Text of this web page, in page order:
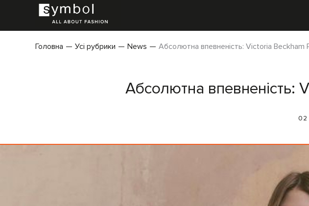
Головна Усі рубрики News Абсолютна впевненість: Victoria Beckham
Абсолютна впевненість:
02